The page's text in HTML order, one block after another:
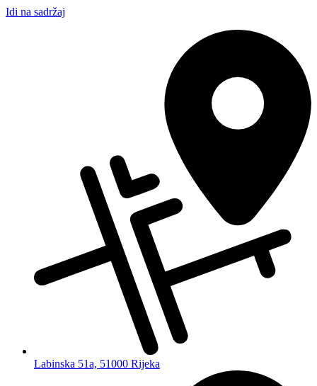
Idi na sadržaj
Labinska 51a, 51000 Rijeka